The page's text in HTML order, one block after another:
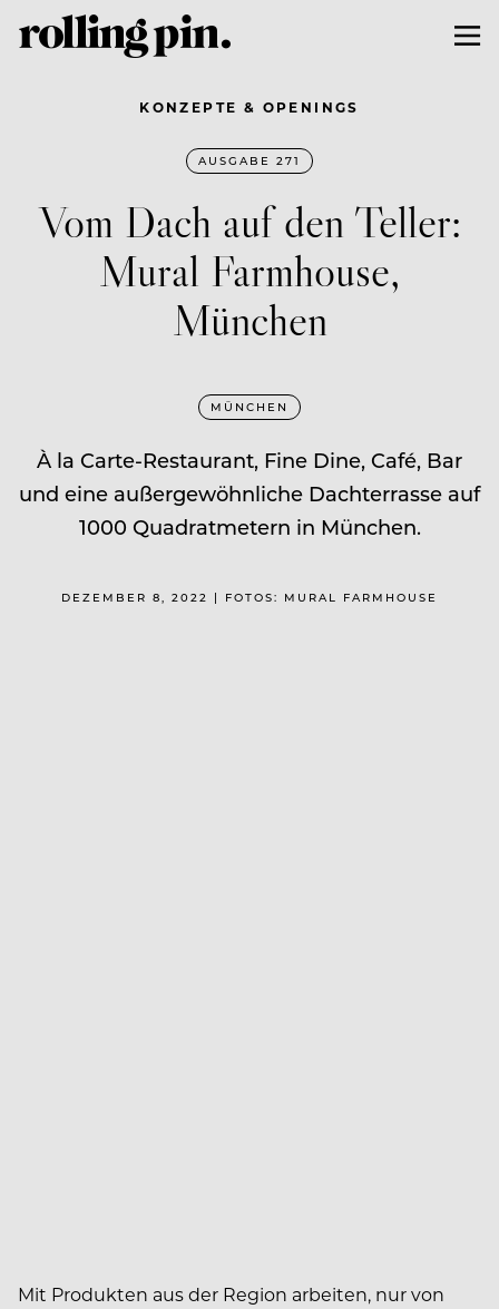
KONZEPTE & OPENINGS
AUSGABE 271
Vom Dach auf den Teller:
Mural Farmhouse,
München
MÜNCHEN
À la Carte-Restaurant, Fine Dine, Café, Bar
und eine außergewöhnliche Dachterrasse auf
1000 Quadratmetern in München.
DEZEMBER 8, 2022 | FOTOS: MURAL FARMHOUSE
Mit Produkten aus der Region arbeiten, nur von